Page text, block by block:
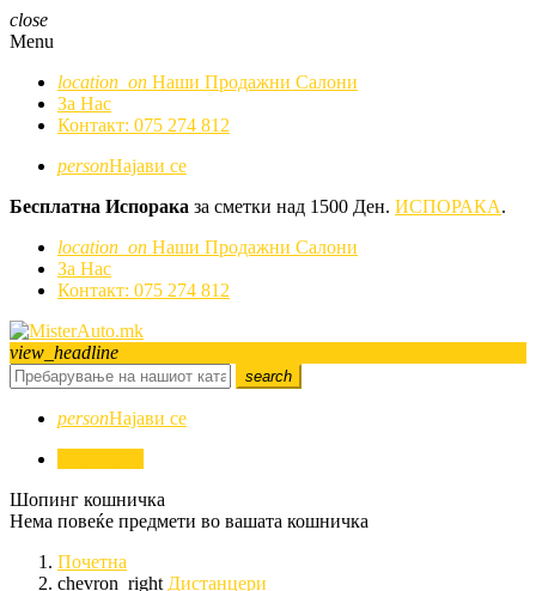
close
Menu
location_on Наши Продажни Салони
За Нас
Контакт: 075 274 812
personНајави се
Бесплатна Испорака за сметки над 1500 Ден. ИСПОРАКА.
location_on Наши Продажни Салони
За Нас
Контакт: 075 274 812
view_headline
search
personНајави се
Шопинг кошничка
Нема повеќе предмети во вашата кошничка
Почетна
chevron_right Дистанцери